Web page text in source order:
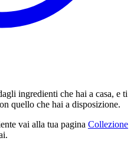
ingredienti che hai a casa, e ti
quello che hai a disposizione.
vai alla tua pagina Collezione